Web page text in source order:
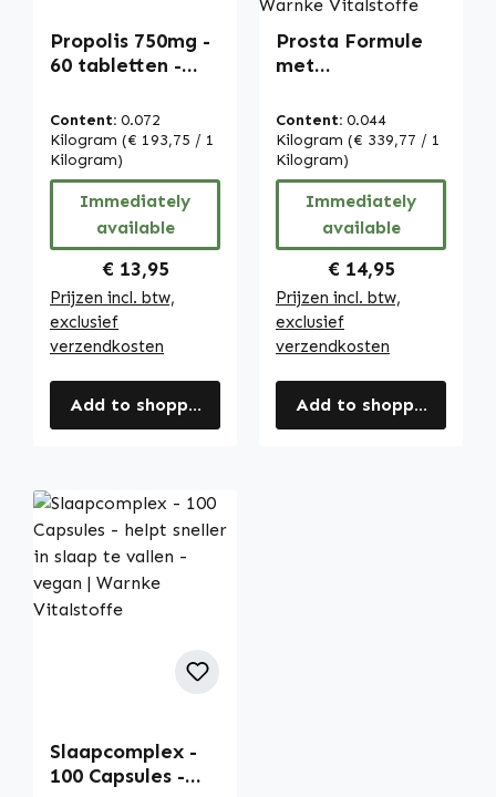
Propolis 750mg -
60 tabletten -
- hoge
concentratie |
Warnke
Vitalstoffe
Content: 0.072
Kilogram (€ 193,75 / 1
Kilogram)
Immediately
available
Regular price:
€ 13,95
Prijzen incl. btw,
exclusief
verzendkosten
Add to shopping cart
Prosta Formule
met
Plantensterolen -
60 capsules - met
zink, selenium en
meer - voor
celdeling,
koolhydraatstofw
isseling en meer -
vegan | Warnke
Vitalstoffe
Content: 0.044
Kilogram (€ 339,77 / 1
Kilogram)
Immediately
available
Regular price:
€ 14,95
Prijzen incl. btw,
exclusief
verzendkosten
Add to shopping cart
Slaapcomplex -
100 Capsules -